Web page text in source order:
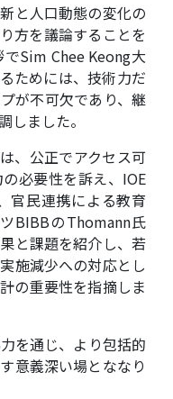
と人口動態の変化の
方を議論することを
Sim Chee Keong大
ためには、技術力だ
が不可欠であり、継
しました。
、公正でアクセス可
必要性を訴え、IOE
官民連携による教育
BIBBのThomann氏
と課題を紹介し、若
施減少への対応とし
の重要性を指摘しま
を通じ、より包括的
意義深い場とななり